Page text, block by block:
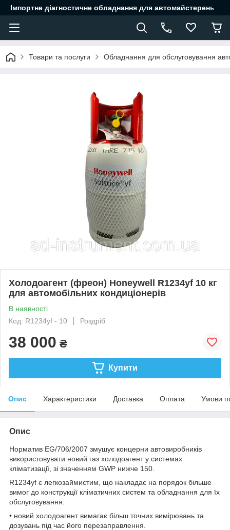
Імпортне діагностичне обладнання для автомайстерень
Товари та послуги Обладнання для обслуговування
Холодоагент (фреон) Honeywell R1234yf 10 кг
для автомобільних кондиціонерів
В наявності
Код: R1234yf - 10
Роздріб
38 000 ₴
Купити
Опис Характеристики Доставка Оплата Умови
Опис
Норматив EG/706/2007 змушує концерни автовиробників
використовувати новий газ холодоагент у системах
кліматизації, зі значенням GWP нижче 150.
R1234yf є легкозаймистим, що накладає на порядок більше
вимог до конструкції кліматичних систем та обладнання для їх
обслуговування:
• новий холодоагент вимагає більш точних вимірювань та
дозувань під час його перезаправлення.